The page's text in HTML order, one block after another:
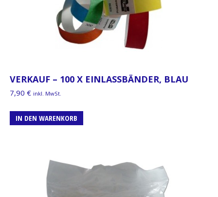
VERKAUF – 100 X EINLASSBÄNDER, BLAU
7,90 € inkl. MwSt.
IN DEN WARENKORB